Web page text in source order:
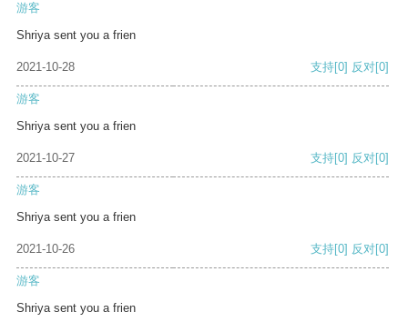
游客
Shriya sent you a frien
2021-10-28 支持[0] 反对[0]
游客
Shriya sent you a frien
2021-10-27 支持[0] 反对[0]
游客
Shriya sent you a frien
2021-10-26 支持[0] 反对[0]
游客
Shriya sent you a frien